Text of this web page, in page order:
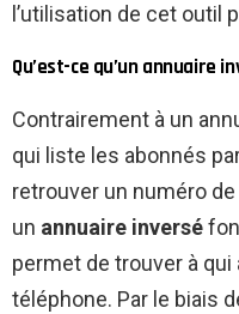
l’utilisation de cet outil
Qu’est-ce qu’un annuaire
Contrairement à un
qui liste les abonnés
retrouver un numéro
un annuaire inversé
permet de trouver à
téléphone. Par le biais